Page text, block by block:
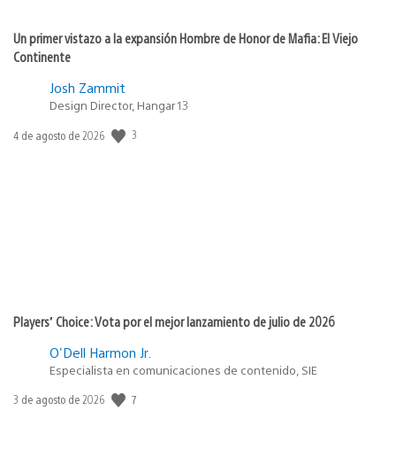
Un primer vistazo a la expansión Hombre de Honor de Mafia: El Viejo
Continente
Josh Zammit
Design Director, Hangar 13
Fecha
4 de agosto de 2026 3
Players’ Choice: Vota por el mejor lanzamiento de julio de 2026
O'Dell Harmon Jr.
Especialista en comunicaciones de contenido, SIE
Fecha
3 de agosto de 2026 7